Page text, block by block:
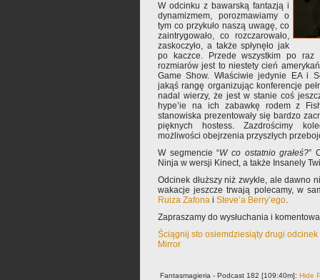
W odcinku z bawarską fantazją i
dynamizmem, porozmawiamy o
tym co przykuło naszą uwagę, co
zaintrygowało, co rozczarowało,
zaskoczyło, a także spłynęło jak
po kaczce. Przede wszystkim po raz
rozmiarów jest to niestety cień
Game Show. Właściwie jedynie EA i
jakąś rangę organizując konferencje
nadal wierzy, że jest w stanie coś
hype’ie na ich zabawkę rodem z
stanowiska prezentowały się bardzo
pięknych hostess. Zazdrościmy
możliwości obejrzenia przyszłych
W segmencie “W co ostatnio grałeś?”
Ninja w wersji Kinect, a także Insanely
Odcinek dłuższy niż zwykle, ale dawno
wakacje jeszcze trwają polecamy, w
Ruiza Zafona i Steve’a Berry’ego.
Zapraszamy do wysłuchania i
Ściągnij sto osiemdziesiąty drugi odcinek
Mirror
Fantasmagieria - Podcast 182 [109:40m]: Hide